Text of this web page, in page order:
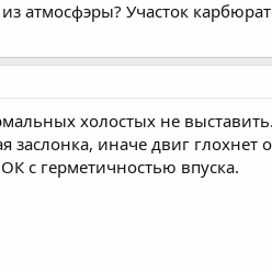
атмосфэры? Участок
холостых не
иначе двиг глохнет
с герметичностью впуска.